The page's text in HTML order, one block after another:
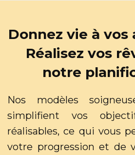
Donnez vie à vos
Réalisez vos
notre
Nos modèles
simplifient vos
réalisables, ce qui vous
votre progression et de